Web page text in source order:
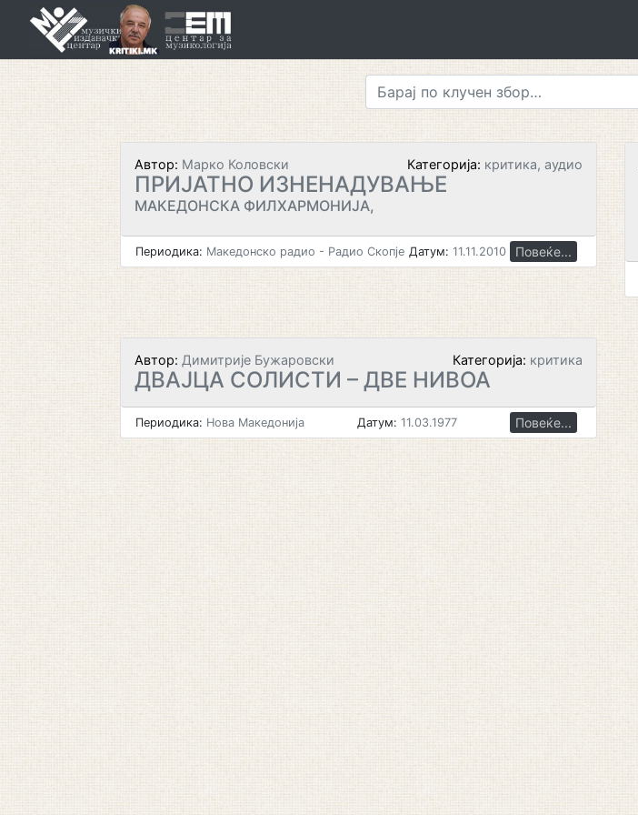
Автор: Марко Коловски Категорија: критика, аудио
ПРИЈАТНО ИЗНЕНАДУВАЊЕ
МАКЕДОНСКА ФИЛХАРМОНИЈА,
Периодика: Македонско радио - Радио Скопје Датум: 11.11.2010 Повеќе...
Автор: Димитрије Бужаровски Категорија: критика
ДВАЈЦА СОЛИСТИ – ДВЕ НИВОА
Периодика: Нова Македонија Датум: 11.03.1977 Повеќе...